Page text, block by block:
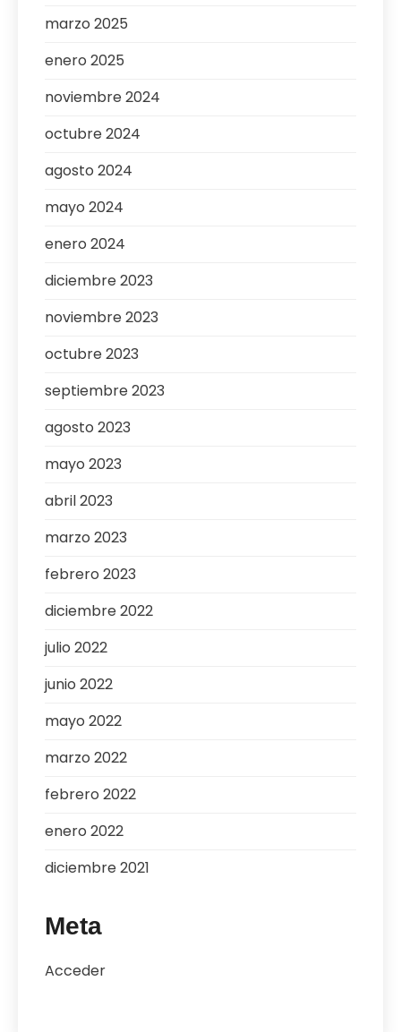
marzo 2025
enero 2025
noviembre 2024
octubre 2024
agosto 2024
mayo 2024
enero 2024
diciembre 2023
noviembre 2023
octubre 2023
septiembre 2023
agosto 2023
mayo 2023
abril 2023
marzo 2023
febrero 2023
diciembre 2022
julio 2022
junio 2022
mayo 2022
marzo 2022
febrero 2022
enero 2022
diciembre 2021
Meta
Acceder